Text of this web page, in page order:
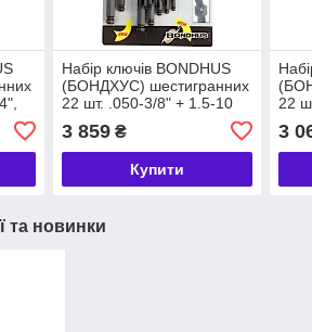
Набір ключів BONDHUS
(БОНДХУС) шестигранних
22 шт. .050-3/8" + 1.5-10
сферич., ІP.
3 859₴
Купити
22
IP.
3
та новинки